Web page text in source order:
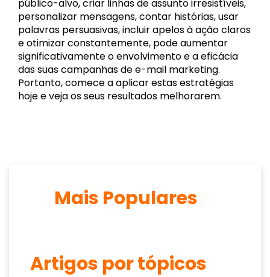
público-alvo, criar linhas de assunto irresistíveis,
personalizar mensagens, contar histórias, usar
palavras persuasivas, incluir apelos à ação claros
e otimizar constantemente, pode aumentar
significativamente o envolvimento e a eficácia
das suas campanhas de e-mail marketing.
Portanto, comece a aplicar estas estratégias
hoje e veja os seus resultados melhorarem.
Mais Populares
Artigos por tópicos